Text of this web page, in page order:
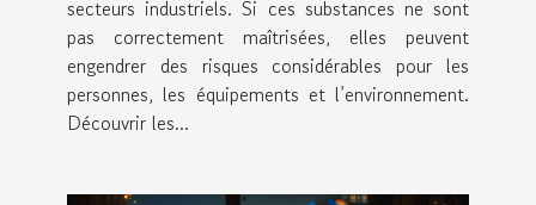
secteurs industriels. Si ces substances ne sont
pas correctement maîtrisées, elles peuvent
engendrer des risques considérables pour les
personnes, les équipements et l’environnement.
Découvrir les...